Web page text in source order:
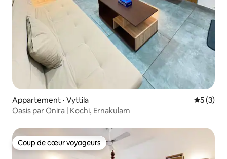
Appartement ⋅ Vyttila
5 (3)
Oasis par Onira | Kochi, Ernakulam
Coup de cœur voyageurs
Coup de cœur voyageurs